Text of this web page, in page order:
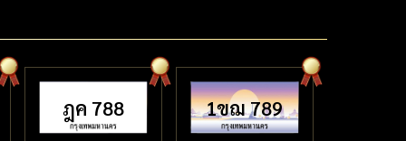
ฎค 788 1ขฌ 789